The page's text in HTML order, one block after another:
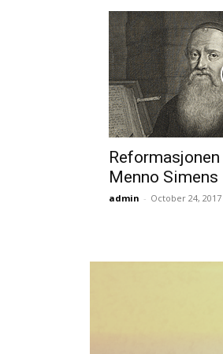
Menno Simens
admin - October 24, 2017